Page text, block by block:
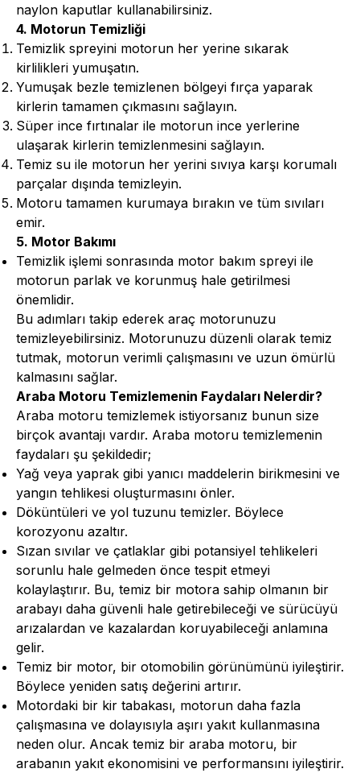
naylon kaputlar kullanabilirsiniz.
4. Motorun Temizliği
Temizlik spreyini motorun her yerine sıkarak
kirlilikleri yumuşatın.
Yumuşak bezle temizlenen bölgeyi fırça yaparak
kirlerin tamamen çıkmasını sağlayın.
Süper ince fırtınalar ile motorun ince yerlerine
ulaşarak kirlerin temizlenmesini sağlayın.
Temiz su ile motorun her yerini sıvıya karşı korumalı
parçalar dışında temizleyin.
Motoru tamamen kurumaya bırakın ve tüm sıvıları
emir.
5. Motor Bakımı
Temizlik işlemi sonrasında motor bakım spreyi ile
motorun parlak ve korunmuş hale getirilmesi
önemlidir.
Bu adımları takip ederek araç motorunuzu
temizleyebilirsiniz. Motorunuzu düzenli olarak temiz
tutmak, motorun verimli çalışmasını ve uzun ömürlü
kalmasını sağlar.
Araba Motoru Temizlemenin Faydaları Nelerdir?
Araba motoru temizlemek istiyorsanız bunun size
birçok avantajı vardır. Araba motoru temizlemenin
faydaları şu şekildedir;
Yağ veya yaprak gibi yanıcı maddelerin birikmesini ve
yangın tehlikesi oluşturmasını önler.
Döküntüleri ve yol tuzunu temizler. Böylece
korozyonu azaltır.
Sızan sıvılar ve çatlaklar gibi potansiyel tehlikeleri
sorunlu hale gelmeden önce tespit etmeyi
kolaylaştırır. Bu, temiz bir motora sahip olmanın bir
arabayı daha güvenli hale getirebileceği ve sürücüyü
arızalardan ve kazalardan koruyabileceği anlamına
gelir.
Temiz bir motor, bir otomobilin görünümünü iyileştirir.
Böylece yeniden satış değerini artırır.
Motordaki bir kir tabakası, motorun daha fazla
çalışmasına ve dolayısıyla aşırı yakıt kullanmasına
neden olur. Ancak temiz bir araba motoru, bir
arabanın yakıt ekonomisini ve performansını iyileştirir.